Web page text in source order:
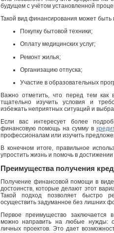
будущем с учётом установленной
Такой вид финансирования может быть
Покупку бытовой техники;
Оплату медицинских услуг;
Ремонт жилья;
Организацию отпуска;
Участие в образовательных
Важно отметить, что перед тем как
тщательно изучить условия и
избежать неприятных ситуаций и
Если вас интересует более
финансовую помощь на сумму в
профессионалам или изучить
В конечном итоге, правильное
упростить жизнь и помочь в
Преимущества получения
Получение финансовой помощи в
достоинств, которые делают этот
Такой подход позволяет быстро
осуществить задуманное без лишних
Первое преимущество заключается
можно направить на любые нужды:
личных проектов. Это дает